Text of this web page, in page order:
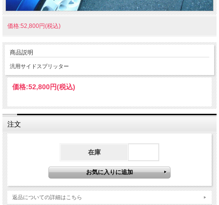
価格:52,800円(税込)
商品説明
汎用サイドスプリッター
価格:52,800円(税込)
注文
在庫
返品についての詳細はこちら